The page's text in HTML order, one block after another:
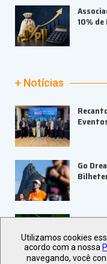
10%
+ Notícias
Go
Utilizamos cookies
acordo com a nossa
navegando, você